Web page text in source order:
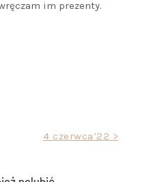
im prezenty.
4 czerwca’22 >